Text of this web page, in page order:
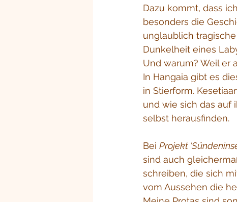
Dazu kommt, dass
besonders die
unglaublich
Dunkelheit eines
Und warum? Weil er
In Hangaia gibt es
in Stierform.
und wie sich das auf
selbst herausfinden.
Bei Projekt
sind auch
schreiben, die sich
vom Aussehen die